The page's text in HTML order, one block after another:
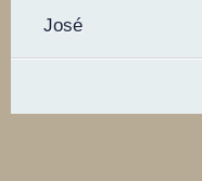
José